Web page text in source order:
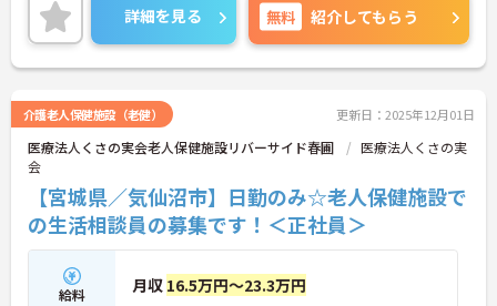
詳細を見る 無料 紹介してもらう
介護老人保健施設（老健） 更新日：2025年12月01日
医療法人くさの実会老人保健施設リバーサイド春圃
医療法人くさの実
会
【宮城県／気仙沼市】日勤のみ☆老人保健施設で
の生活相談員の募集です！＜正社員＞
給料 月収 16.5万円～23.3万円